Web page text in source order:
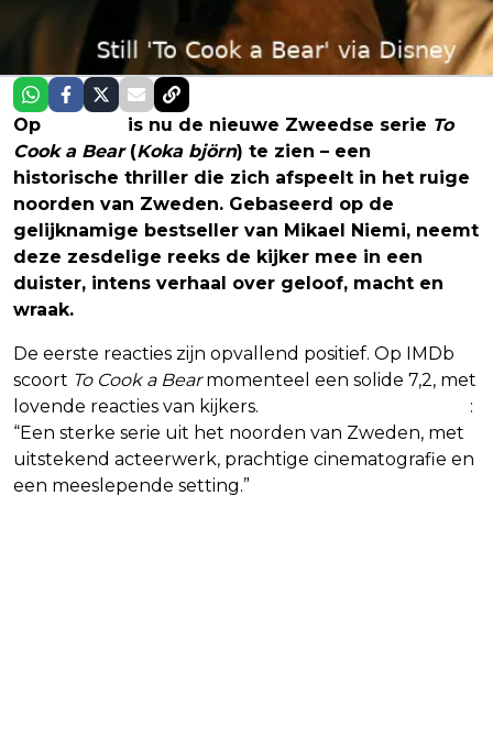
Op is nu de nieuwe Zweedse serie To
Cook a Bear(Koka björn) te zien – een
historische thriller die zich afspeelt in het ruige
noorden van Zweden. Gebaseerd op de
gelijknamige bestseller van Mikael Niemi, neemt
deze zesdelige reeks de kijker mee in een
duister, intens verhaal over geloof, macht en
wraak.
De eerste reacties zijn opvallend positief. Op IMDb
scoort To Cook a Bearmomenteel een solide 7,2, met
lovende reacties van kijkers.
:
“Een sterke serie uit het noorden van Zweden, met
uitstekend acteerwerk, prachtige cinematografie en
een meeslepende setting.”